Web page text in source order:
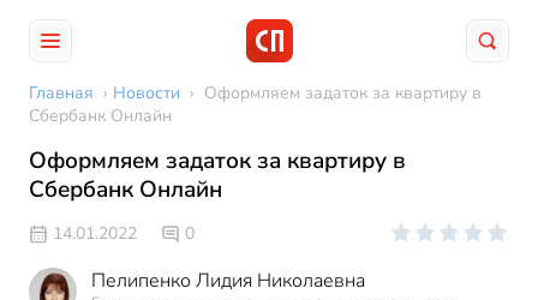
Главная › Новости › Оформляем задаток за квартиру в
Сбербанк Онлайн
Оформляем задаток за квартиру в
Сбербанк Онлайн
14.01.2022 0
Пелипенко Лидия Николаевна